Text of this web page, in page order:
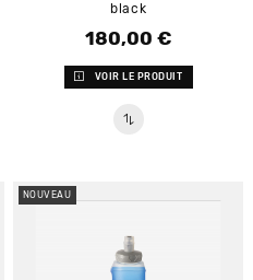
black
Prix
180,00 €
VOIR LE PRODUIT
NOUVEAU